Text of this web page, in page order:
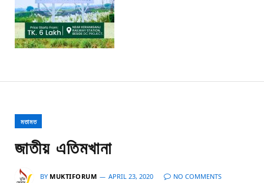
মতামত
জাতীয় এতিমখানা
BY MUKTIFORUM APRIL 23, 2020
NO COMMENTS